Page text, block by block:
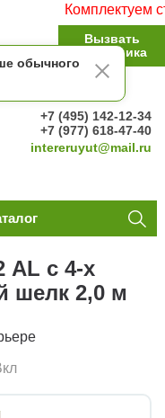
обычного
Комплектуем
Вызвать
замерщика
+7 (495) 142-12-34
+7 (977) 618-47-40
intereruyut@mail.ru
AL с 4-х
шелк 2,0 м